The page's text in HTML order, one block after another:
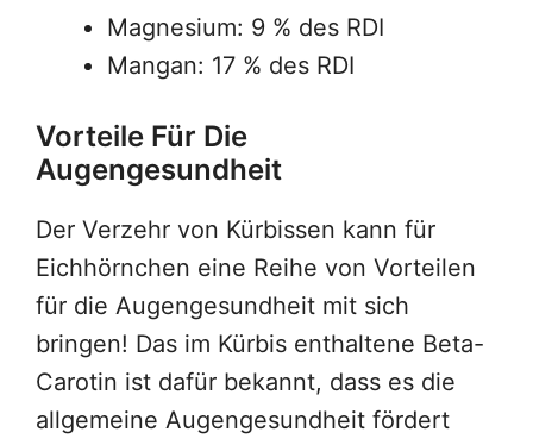
Magnesium: 9 % des RDI
Mangan: 17 % des RDI
Vorteile Für Die
Augengesundheit
Der Verzehr von Kürbissen kann für
Eichhörnchen eine Reihe von Vorteilen
für die Augengesundheit mit sich
bringen! Das im Kürbis enthaltene Beta-
Carotin ist dafür bekannt, dass es die
allgemeine Augengesundheit fördert